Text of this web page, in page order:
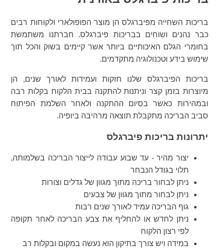
בריכות השחייה מפיברגלס הן מוצר הפופולארי ולקוחות רבים
כבר נהנים ושוחים בבריכות פיברגלס. חברתנו משתמשת
בחומרי הגלם האיכותיים ביותר אשר קיימים בשוק והכל תוך
שימוש בידע וטכנולוגיה מתקדמים.
בריכות הפיברגלס שלנו חזקות ועמידות לאורך שנים, הן
מיוצרות בזמן קצר וניתנות להתקנה בבית הלקוח בקלות רבה
ובמהירות כאשר בסיום ההתקנה ולאחר השלמת הפיתוח
סביב הבריכה מתקבלת תוצאה מרהיבה ביופיה.
יתרונות בריכות פיברגלס
יצור מהיר - עד שבוע עבודה לייצור הבריכה בשלמותה,
תלוי בגודל הנבחר
ניתן לבחור בריכה מתוך מגוון של גדלים וצורות
ניתן לבחור מתוך מגוון של צבעים
גוף הבריכה עמיד לאורך שנים רבות
ניתן לחדש או להחליף את צבע הבריכה לאחר תקופה
לפי רצון הלקוח
במידה ויש צורך בתיקון הוא נעשה במקום ובקלות רב